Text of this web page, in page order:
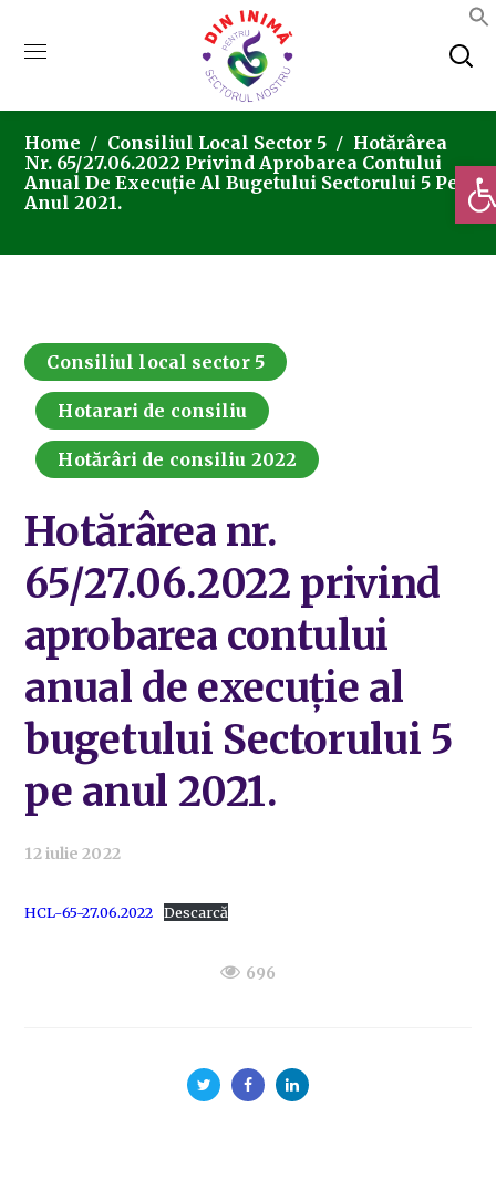
Home Consiliul Local Sector 5
Hotărârea
Nr. 65/27.06.2022 Privind Aprobarea Contului
Anual De Execuție Al Bugetului Sectorului 5 Pe
Anul 2021.
Consiliul local sector 5
Hotarari de consiliu
Hotărâri de consiliu 2022
Hotărârea nr.
65/27.06.2022 privind
aprobarea contului
anual de execuție al
bugetului Sectorului 5
pe anul 2021.
12 iulie 2022
HCL-65-27.06.2022 Descarcă
696